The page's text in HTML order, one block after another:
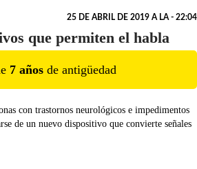
25 DE ABRIL DE 2019 A LA - 22:04
que permiten el habla
7 años de antigüedad
con trastornos neurológicos e impedimentos
de un nuevo dispositivo que convierte señales